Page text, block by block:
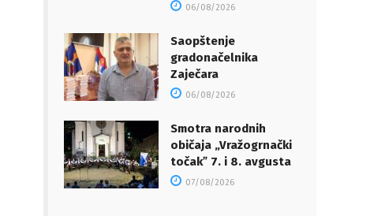
06/08/2026
Saopštenje
gradonačelnika
Zaječara
06/08/2026
Smotra narodnih
običaja „Vražogrnački
točakˮ 7. i 8. avgusta
07/08/2026